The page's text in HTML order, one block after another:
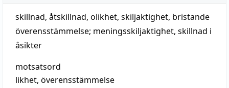
skillnad, åtskillnad, olikhet, skiljaktighet, bristande
överensstämmelse; meningsskiljaktighet, skillnad i
åsikter
motsatsord
likhet, överensstämmelse